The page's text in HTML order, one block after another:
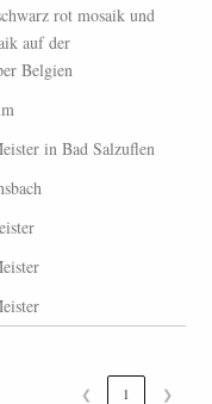
rot mosaik und
auf der
Belgien
in Bad Salzuflen
❮ 1 ❯